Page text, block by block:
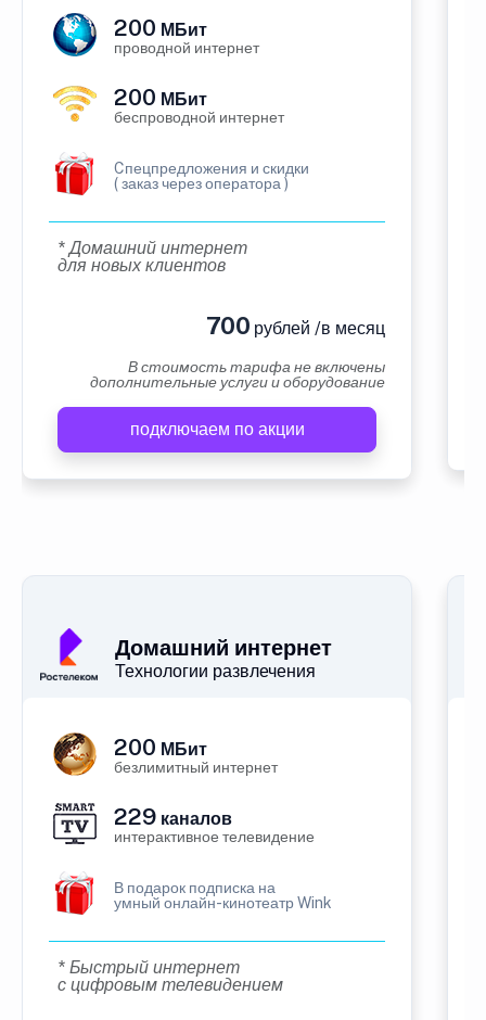
200 МБит
проводной интернет
200 МБит
беспроводной интернет
Cпецпредложения и скидки
( заказ через оператора )
* Домашний интернет
для новых клиентов
700 рублей /в месяц
В стоимость тарифа не включены
дополнительные услуги и оборудование
подключаем по акции
Домашний интернет
Технологии развлечения
200 МБит
безлимитный интернет
229 каналов
интерактивное телевидение
В подарок подписка на
умный онлайн-кинотеатр Wink
* Быстрый интернет
с цифровым телевидением